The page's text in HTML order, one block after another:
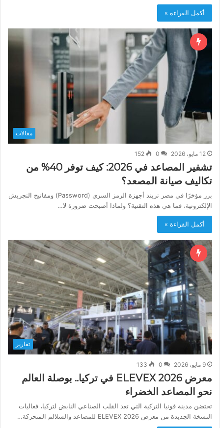
أكمل القراءة »
مقالات
12 مايو، 2026 0
152
تشفير المصاعد في 2026: كيف توفر 40% من
تكاليف صيانة المصعد؟
برز مؤخرًا في مصر تريند أجهزة الرمز السري (Password) ومفاتيح التجريش
الإلكترونية، فما هي هذه التقنية؟ ولماذا أصبحت ضرورة لا…
أكمل القراءة »
تقارير
9 مايو، 2026 0
133
معرض ELEVEX 2026 في تركيا.. بوصلة العالم
نحو المصاعد الخضراء
تحتضن مدينة قونيا التركية التي تعد القلب الصناعي النابض لتركيا، فعاليات
النسخة الجديدة من معرض ELEVEX 2026 للمصاعد والسلالم المتحركة…